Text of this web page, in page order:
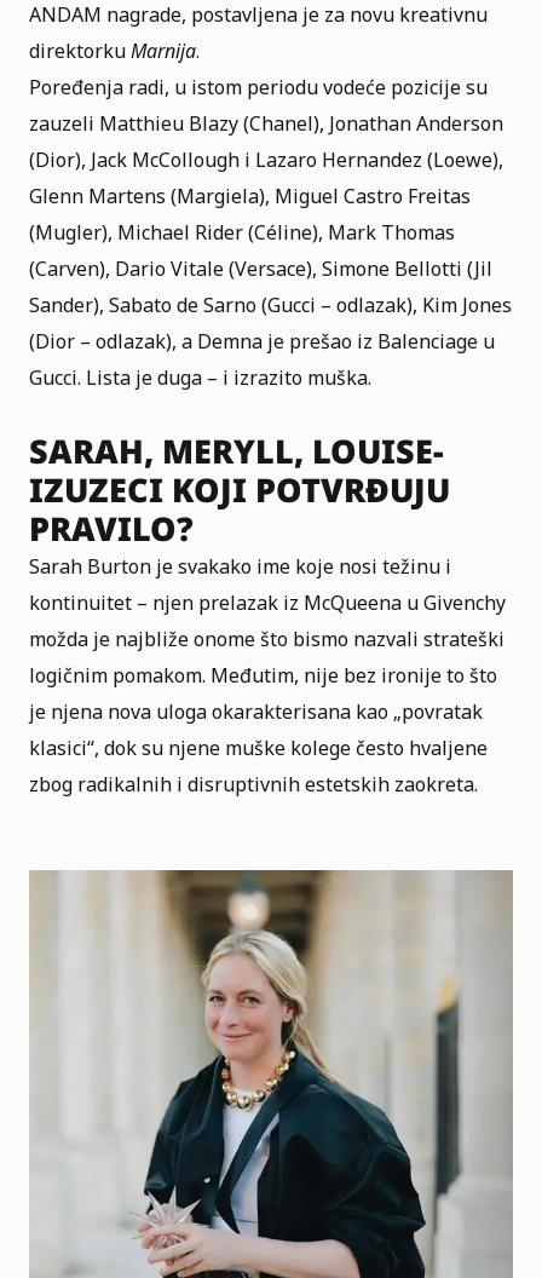
ANDAM nagrade, postavljena je za novu kreativnu
direktorkuMarnija.
Poređenja radi, u istom periodu vodeće pozicije su
zauzeli Matthieu Blazy (Chanel), Jonathan Anderson
(Dior), Jack McCollough i Lazaro Hernandez (Loewe),
Glenn Martens (Margiela), Miguel Castro Freitas
(Mugler), Michael Rider (Céline), Mark Thomas
(Carven), Dario Vitale (Versace), Simone Bellotti (Jil
Sander), Sabato de Sarno (Gucci – odlazak), Kim Jones
(Dior – odlazak), a Demna je prešao iz Balenciage u
Gucci. Lista je duga – i izrazito muška.
SARAH, MERYLL, LOUISE-
IZUZECI KOJI POTVRĐUJU
PRAVILO?
Sarah Burton je svakako ime koje nosi težinu i
kontinuitet – njen prelazak iz McQueena u Givenchy
možda je najbliže onome što bismo nazvali strateški
logičnim pomakom. Međutim, nije bez ironije to što
je njena nova uloga okarakterisana kao „povratak
klasici“, dok su njene muške kolege često hvaljene
zbog radikalnih i disruptivnih estetskih zaokreta.